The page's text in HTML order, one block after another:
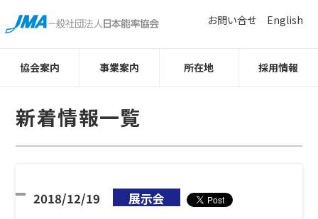
協会案内 事業案内 所在地 採用情報
お問い合せ English
新着情報一覧
2018/12/19 展示会